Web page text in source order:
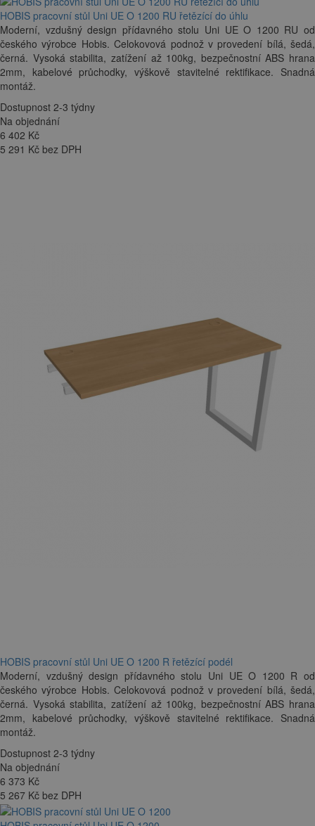
HOBIS pracovní stůl Uni UE O 1200 RU řetězící do úhlu
Moderní, vzdušný design přídavného stolu Uni UE O 1200 RU od
českého výrobce Hobis. Celokovová podnož v provedení bílá, šedá,
černá. Vysoká stabilita, zatížení až 100kg, bezpečnostní ABS hrana
2mm, kabelové průchodky, výškově stavitelné rektifikace. Snadná
montáž.
Dostupnost 2-3 týdny
Na objednání
6 402 Kč
5 291 Kč bez DPH
HOBIS pracovní stůl Uni UE O 1200 R řetězící podél
Moderní, vzdušný design přídavného stolu Uni UE O 1200 R od
českého výrobce Hobis. Celokovová podnož v provedení bílá, šedá,
černá. Vysoká stabilita, zatížení až 100kg, bezpečnostní ABS hrana
2mm, kabelové průchodky, výškově stavitelné rektifikace. Snadná
montáž.
Dostupnost 2-3 týdny
Na objednání
6 373 Kč
5 267 Kč bez DPH